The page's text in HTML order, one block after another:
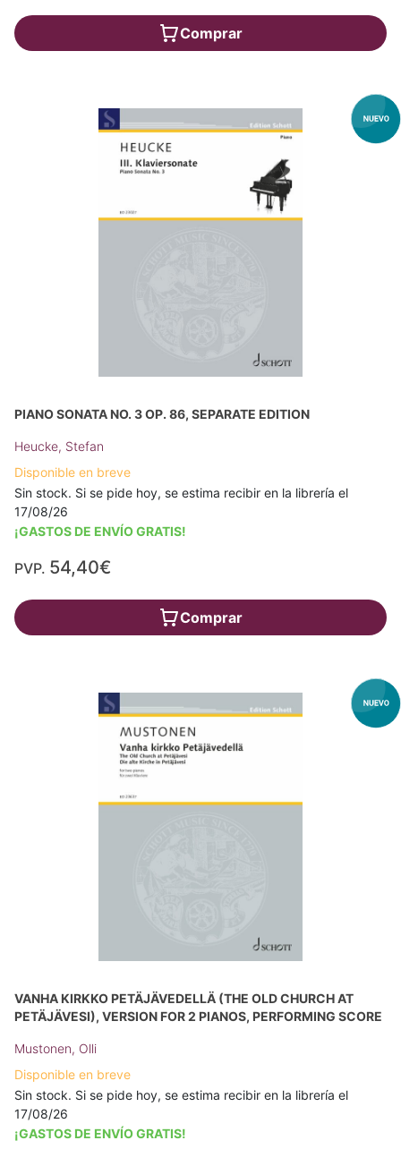
Comprar
PIANO SONATA NO. 3 OP. 86, SEPARATE EDITION
Heucke, Stefan
Disponible en breve
Sin stock. Si se pide hoy, se estima recibir en la librería el
17/08/26
¡GASTOS DE ENVÍO GRATIS!
PVP. 54,40€
Comprar
VANHA KIRKKO PETÄJÄVEDELLÄ (THE OLD CHURCH AT
PETÄJÄVESI), VERSION FOR 2 PIANOS, PERFORMING SCORE
Mustonen, Olli
Disponible en breve
Sin stock. Si se pide hoy, se estima recibir en la librería el
17/08/26
¡GASTOS DE ENVÍO GRATIS!